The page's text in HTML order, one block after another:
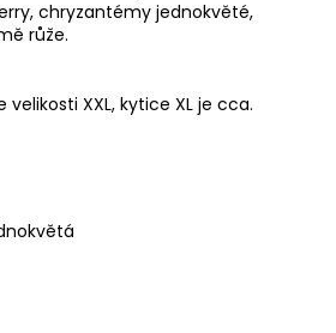
chryzantémy jednokvěté,
růže.
XXL, kytice XL je cca.